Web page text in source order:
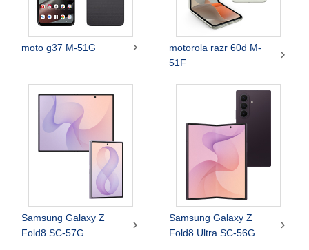
moto g37 M-51G 
motorola razr 60d M-
51F

Samsung Galaxy Z
Fold8 SC-57G

Samsung Galaxy Z
Fold8 Ultra SC-56G
